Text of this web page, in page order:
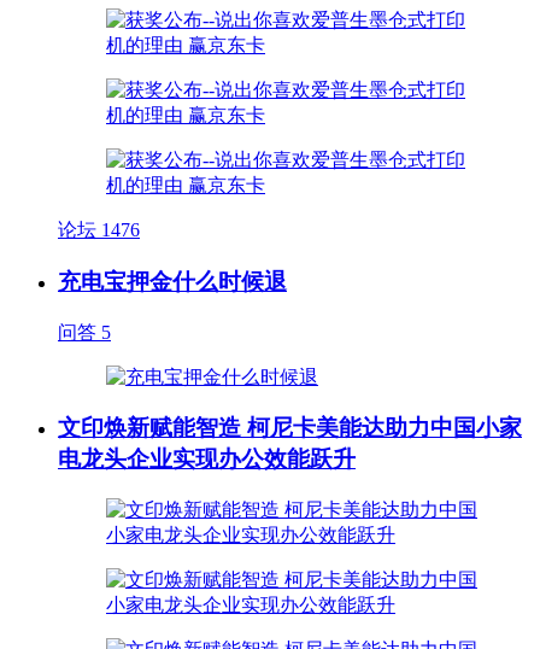
论坛 1476
充电宝押金什么时候退
问答 5
文印焕新赋能智造 柯尼卡美能达助力中国小家
电龙头企业实现办公效能跃升